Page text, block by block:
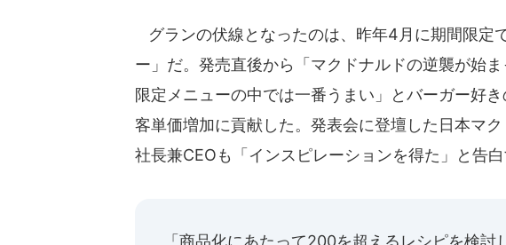
グランの伏線となったのは、昨年4月に期間限定
ー」だ。発売直後から「マクドナルドの逆襲が始
限定メニューの中では一番うまい」とバーガー好
客単価増加に貢献した。発表会に登壇した日本マ
社長兼CEOも「インスピレーションを得た」と告白
「商品化にあたって200を超えるレシピを検